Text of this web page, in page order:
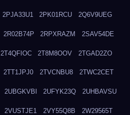
2PJA33U1 2PK01RCU 2Q6V9UEG
2R02B74P 2RPXRAZM 2SAV54DE
2T4QFIOC 2T8M8OOV 2TGAD2ZO
2TT1JPJ0 2TVCNBU8 2TWC2CET
2UBGKVBI 2UFYK23Q 2UHBAVSU
2VUSTJE1 2VY55Q8B 2W29565T